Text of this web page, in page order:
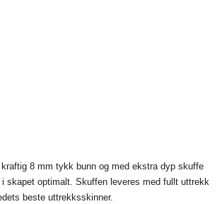
8 mm tykk bunn og med ekstra dyp skuffe
skapet optimalt. Skuffen leveres med fullt uttrekk
beste uttrekksskinner.